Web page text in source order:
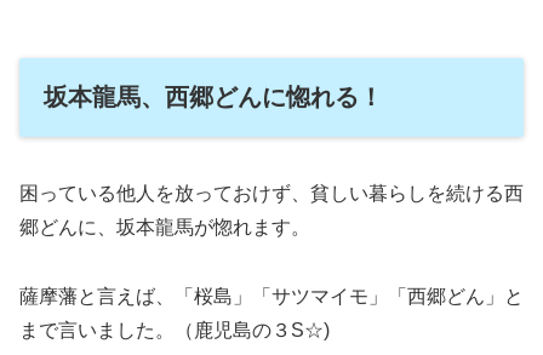
坂本龍馬、西郷どんに惚れる！
困っている他人を放っておけず、貧しい暮らしを続ける西
郷どんに、坂本龍馬が惚れます。
薩摩藩と言えば、「桜島」「サツマイモ」「西郷どん」と
まで言いました。（鹿児島の３S☆)